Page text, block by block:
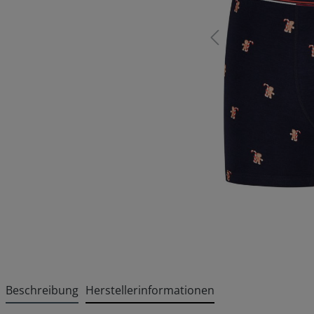
Beschreibung Herstellerinformationen